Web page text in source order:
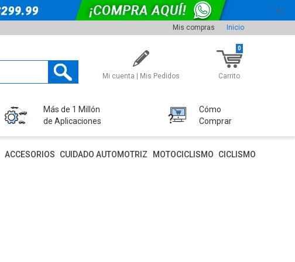
Mis compras Inicio
Mi cuenta | Mis Pedidos Carrito
0
Más de 1 Millón
de Aplicaciones
Cómo
Comprar
ACCESORIOS CUIDADO AUTOMOTRIZ MOTOCICLISMO CICLISMO